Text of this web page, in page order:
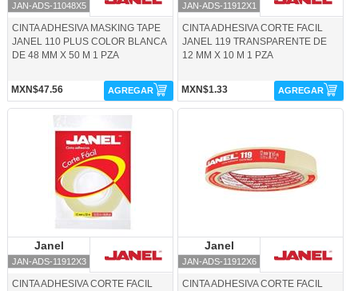
JAN-ADS-11048X5
CINTA ADHESIVA MASKING TAPE
JANEL 110 PLUS COLOR BLANCA
DE 48 MM X 50 M 1 PZA
MXN$47.56 AGREGAR
JAN-ADS-11912X1
CINTA ADHESIVA CORTE FACIL
JANEL 119 TRANSPARENTE DE
12 MM X 10 M 1 PZA
MXN$1.33 AGREGAR
JAN-ADS-11912X3-Janel
Janel
JAN-ADS-11912X3
CINTA ADHESIVA CORTE FACIL
Janel
JAN-ADS-11912X6
CINTA ADHESIVA CORTE FACIL